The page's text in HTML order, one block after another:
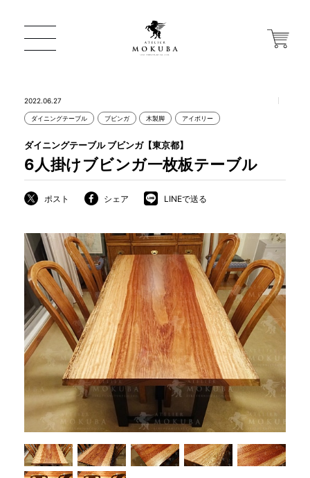
店舗から探す
一枚板 ATELIER MOKUBA HOME
MOKUBA について
商品情報
直営店
イベント
WEBカタログ
2022.06.27
ダイニングテーブル ブビンガ 木製脚 アイボリー
6人掛けブビンガ一枚板テーブル
ダイニングテーブル ブビンガ【東京都】
ポスト シェア LINEで送る